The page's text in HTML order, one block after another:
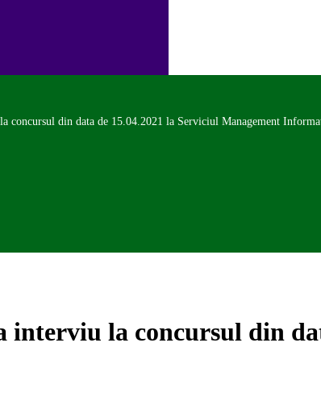
concursul din data de 15.04.2021 la Serviciul Management
interviu la concursul din